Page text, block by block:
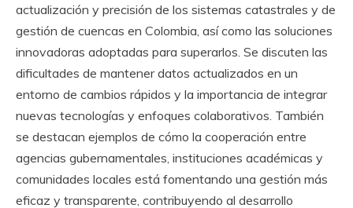
actualización y precisión de los sistemas catastrales y de
gestión de cuencas en Colombia, así como las soluciones
innovadoras adoptadas para superarlos. Se discuten las
dificultades de mantener datos actualizados en un
entorno de cambios rápidos y la importancia de integrar
nuevas tecnologías y enfoques colaborativos. También
se destacan ejemplos de cómo la cooperación entre
agencias gubernamentales, instituciones académicas y
comunidades locales está fomentando una gestión más
eficaz y transparente, contribuyendo al desarrollo